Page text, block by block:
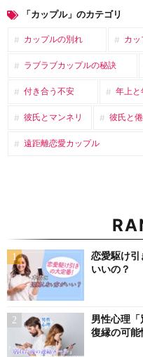
「カップル」のカテゴリ
カップルの別れ カ
ラブラブカップルの秘訣
付き合う不安 年上と
彼氏とマンネリ 彼氏と
遠距離恋愛カップル
恋愛駆け引
いいの？
男性心理
復縁の可能